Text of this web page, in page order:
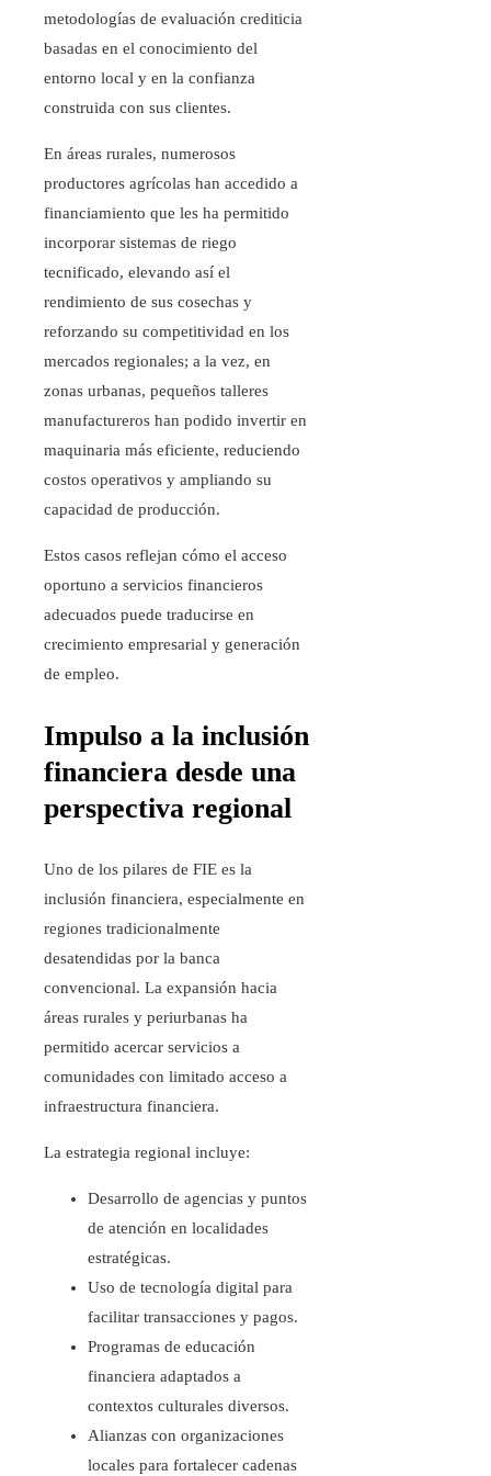
metodologías de evaluación crediticia
basadas en el conocimiento del
entorno local y en la confianza
construida con sus clientes.
En áreas rurales, numerosos
productores agrícolas han accedido a
financiamiento que les ha permitido
incorporar sistemas de riego
tecnificado, elevando así el
rendimiento de sus cosechas y
reforzando su competitividad en los
mercados regionales; a la vez, en
zonas urbanas, pequeños talleres
manufactureros han podido invertir en
maquinaria más eficiente, reduciendo
costos operativos y ampliando su
capacidad de producción.
Estos casos reflejan cómo el acceso
oportuno a servicios financieros
adecuados puede traducirse en
crecimiento empresarial y generación
de empleo.
Impulso a la inclusión
financiera desde una
perspectiva regional
Uno de los pilares de FIE es la
inclusión financiera, especialmente en
regiones tradicionalmente
desatendidas por la banca
convencional. La expansión hacia
áreas rurales y periurbanas ha
permitido acercar servicios a
comunidades con limitado acceso a
infraestructura financiera.
La estrategia regional incluye:
Desarrollo de agencias y puntos
de atención en localidades
estratégicas.
Uso de tecnología digital para
facilitar transacciones y pagos.
Programas de educación
financiera adaptados a
contextos culturales diversos.
Alianzas con organizaciones
locales para fortalecer cadenas